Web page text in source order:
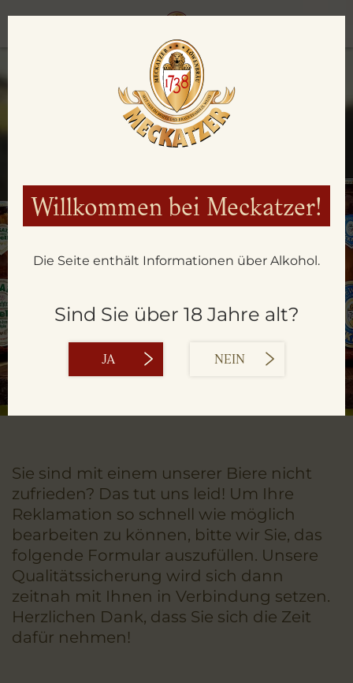
Willkommen bei Meckatzer!
Die Seite enthält Informationen über Alkohol.
Sind Sie über 18 Jahre alt?
JA NEIN
Sie sind mit einem unserer Biere nicht
zufrieden? Das tut uns leid! Um Ihre
Reklamation so schnell wie möglich
bearbeiten zu können, bitte wir Sie, das
folgende Formular auszufüllen. Unsere
Qualitätssicherung wird sich dann
zeitnah mit Ihnen in Verbindung setzen.
Herzlichen Dank, dass Sie sich die Zeit
dafür nehmen!